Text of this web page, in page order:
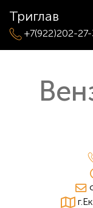
Триглав
+7(922)202-